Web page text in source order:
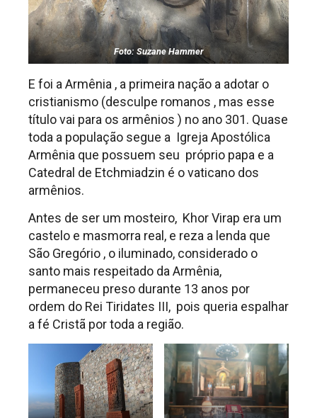
Foto: Suzane Hammer
E foi a Armênia , a primeira nação a adotar o
cristianismo (desculpe romanos , mas esse
título vai para os armênios ) no ano 301. Quase
toda a população segue a Igreja Apostólica
Armênia que possuem seu próprio papa e a
Catedral de Etchmiadzin é o vaticano dos
armênios.
Antes de ser um mosteiro, Khor Virap era um
castelo e masmorra real, e reza a lenda que
São Gregório , o iluminado, considerado o
santo mais respeitado da Armênia,
permaneceu preso durante 13 anos por
ordem do Rei Tiridates III, pois queria espalhar
a fé Cristã por toda a região.